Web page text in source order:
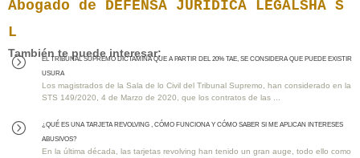
Abogado de DEFENSA JURIDICA LEGALSHA S
L
También te puede interesar:
=
EL TRIBUNAL SUPREMO DICTAMINA QUE A PARTIR DEL 20% TAE, SE CONSIDERA QUE PUEDE EXISTIR
USURA
Los magistrados de la Sala de lo Civil del Tribunal Supremo, han considerado en la
STS 149/2020, 4 de Marzo de 2020, que los contratos de las ...
=
¿QUÉ ES UNA TARJETA REVOLVING , CÓMO FUNCIONA Y CÓMO SABER SI ME APLICAN INTERESES
ABUSIVOS?
En la última década, las tarjetas revolving han tenido un gran auge, todo ello como